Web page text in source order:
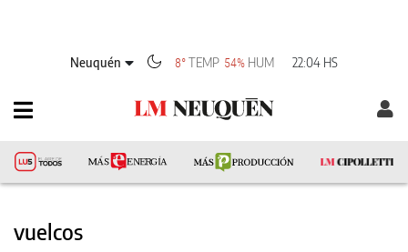
Neuquén 8°TEMP 54% HUM 22:04 HS
vuelcos